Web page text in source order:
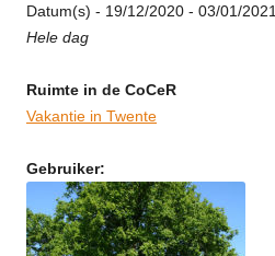
Datum(s) - 19/12/2020 - 03/01/2021
Hele dag
Ruimte in de CoCeR
Vakantie in Twente
Gebruiker: